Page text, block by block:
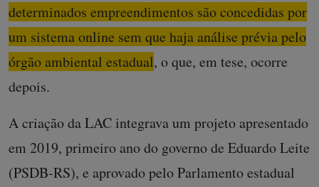
determinados empreendimentos são concedidas por
um sistema online sem que haja análise prévia pelo
órgão ambiental estadual, o que, em tese, ocorre
depois.
A criação da LAC integrava um projeto apresentado
em 2019, primeiro ano do governo de Eduardo Leite
(PSDB-RS), e aprovado pelo Parlamento estadual